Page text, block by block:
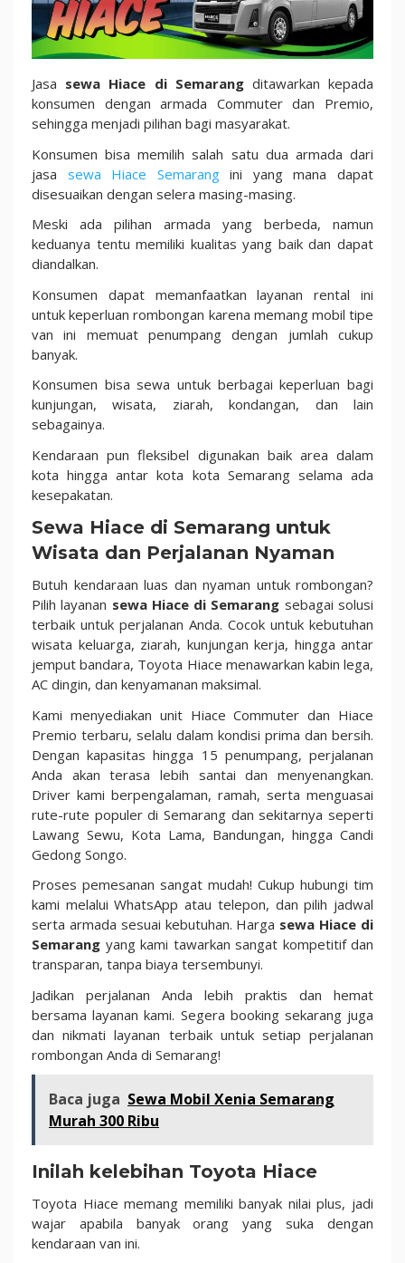
Semarang
Jasa sewa Hiace di Semarangditawarkan kepada
konsumen dengan armada Commuter dan Premio,
sehingga menjadi pilihan bagi masyarakat.
Konsumen bisa memilih salah satu dua armada dari
jasa sewa Hiace Semarangini yang mana dapat
disesuaikan dengan selera masing-masing.
Meski ada pilihan armada yang berbeda, namun
keduanya tentu memiliki kualitas yang baik dan dapat
diandalkan.
Konsumen dapat memanfaatkan layanan rental ini
untuk keperluan rombongan karena memang mobil tipe
van ini memuat penumpang dengan jumlah cukup
banyak.
Konsumen bisa sewa untuk berbagai keperluan bagi
kunjungan, wisata, ziarah, kondangan, dan lain
sebagainya.
Kendaraan pun fleksibel digunakan baik area dalam
kota hingga antar kota kota Semarang selama ada
kesepakatan.
Sewa Hiace di Semarang untuk
Wisata dan Perjalanan Nyaman
Butuh kendaraan luas dan nyaman untuk rombongan?
Pilih layanan sewa Hiace di Semarang sebagai solusi
terbaik untuk perjalanan Anda. Cocok untuk kebutuhan
wisata keluarga, ziarah, kunjungan kerja, hingga antar
jemput bandara, Toyota Hiace menawarkan kabin lega,
AC dingin, dan kenyamanan maksimal.
Kami menyediakan unit Hiace Commuter dan Hiace
Premio terbaru, selalu dalam kondisi prima dan bersih.
Dengan kapasitas hingga 15 penumpang, perjalanan
Anda akan terasa lebih santai dan menyenangkan.
Driver kami berpengalaman, ramah, serta menguasai
rute-rute populer di Semarang dan sekitarnya seperti
Lawang Sewu, Kota Lama, Bandungan, hingga Candi
Gedong Songo.
Proses pemesanan sangat mudah! Cukup hubungi tim
kami melalui WhatsApp atau telepon, dan pilih jadwal
serta armada sesuai kebutuhan. Harga sewa Hiace di
Semarang yang kami tawarkan sangat kompetitif dan
transparan, tanpa biaya tersembunyi.
Jadikan perjalanan Anda lebih praktis dan hemat
bersama layanan kami. Segera booking sekarang juga
dan nikmati layanan terbaik untuk setiap perjalanan
rombongan Anda di Semarang!
Baca juga Sewa Mobil Xenia Semarang
Murah 300 Ribu
Inilah kelebihan Toyota Hiace
Toyota Hiace memang memiliki banyak nilai plus, jadi
wajar apabila banyak orang yang suka dengan
kendaraan van ini.